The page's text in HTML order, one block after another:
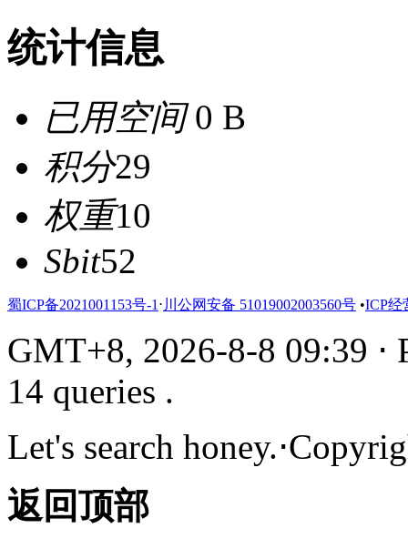
统计信息
已用空间0 B
积分29
权重10
Sbit52
蜀ICP备2021001153号-1 ⋅ 川公网安备 51019002003560号 •ICP经
GMT+8, 2026-8-8 09:39 ⋅
14 queries .
Let's search honey.⋅
返回顶部